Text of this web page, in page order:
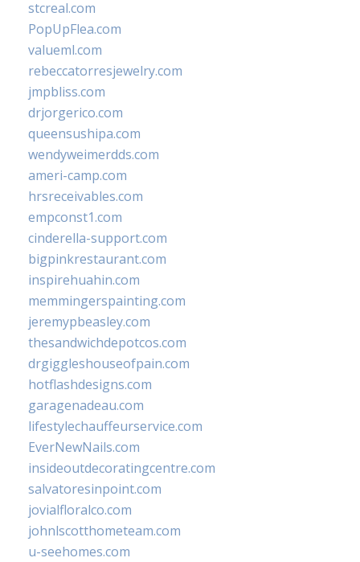
stcreal.com
PopUpFlea.com
valueml.com
rebeccatorresjewelry.com
jmpbliss.com
drjorgerico.com
queensushipa.com
wendyweimerdds.com
ameri-camp.com
hrsreceivables.com
empconst1.com
cinderella-support.com
bigpinkrestaurant.com
inspirehuahin.com
memmingerspainting.com
jeremypbeasley.com
thesandwichdepotcos.com
drgiggleshouseofpain.com
hotflashdesigns.com
garagenadeau.com
lifestylechauffeurservice.com
EverNewNails.com
insideoutdecoratingcentre.com
salvatoresinpoint.com
jovialfloralco.com
johnlscotthometeam.com
u-seehomes.com